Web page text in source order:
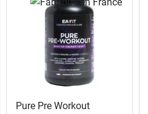
Pure Pre Workout